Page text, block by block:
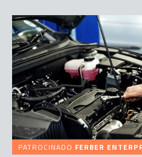
PATROCINADO FERBER